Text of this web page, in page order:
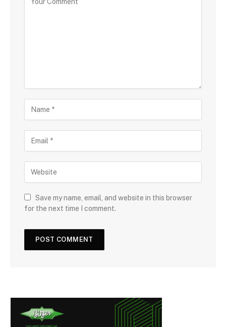
Save my name, email, and website in this browser
for the next time I comment.